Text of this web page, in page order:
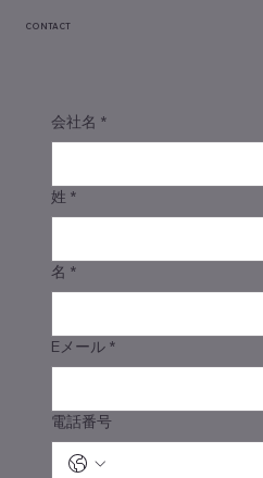
会社名 *
姓 *
名 *
Eメール *
電話番号
CONTACT